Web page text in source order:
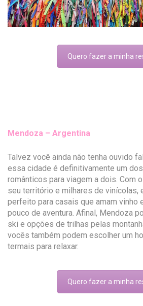
Quero fazer a minha
Mendoza – Argentina
Talvez você ainda não tenha ouvido
essa cidade é definitivamente um
românticos para viagem a dois. Com
seu território e milhares de vinícolas,
perfeito para casais que amam vinho
pouco de aventura. Afinal, Mendoza
ski e opções de trilhas pelas
vocês também podem escolher um
termais para relaxar.
Quero fazer a minha